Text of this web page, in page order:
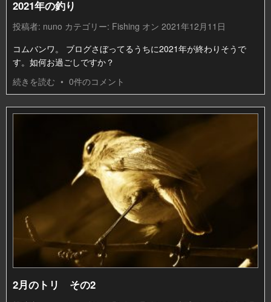
2021年の釣り
投稿者: nuno カテゴリー: Fishing オン 2021年12月11日
コムバンワ。 ブログさぼってるうちに2021年が終わりそうで
す。如何お過ごしですか？
続きを読む • 0件のコメント
2月のトリ その2